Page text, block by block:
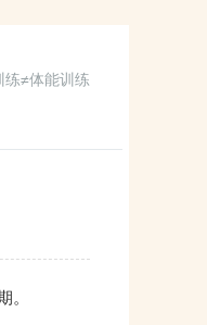
练≠体能训练
。